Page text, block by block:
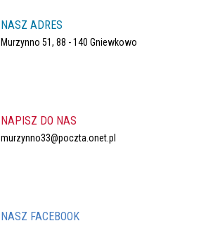
NASZ ADRES
Murzynno 51, 88 - 140 Gniewkowo
NAPISZ DO NAS
murzynno33@poczta.onet.pl
NASZ FACEBOOK